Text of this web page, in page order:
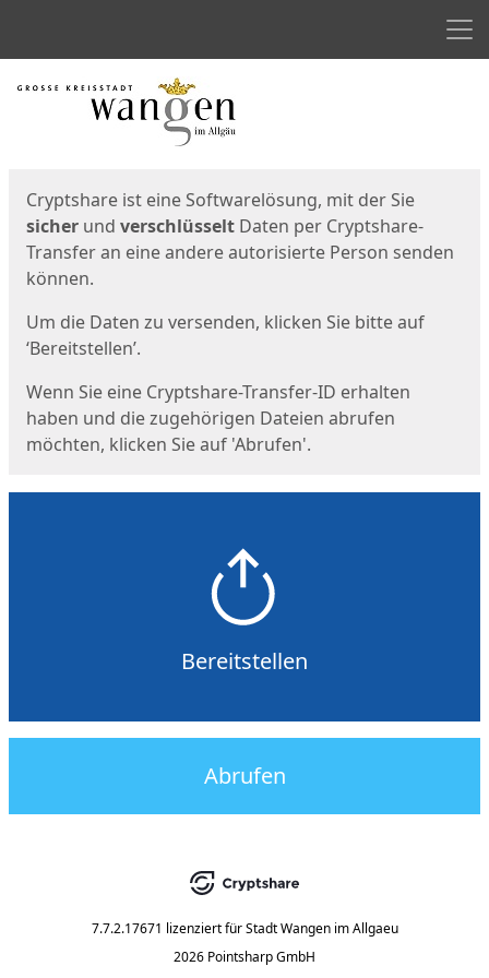
Start
Cryptshare ist eine Softwarelösung, mit der Sie
sicher und verschlüsselt Daten per Cryptshare-
Transfer an eine andere autorisierte Person senden
können.
Um die Daten zu versenden, klicken Sie bitte auf
‘Bereitstellen’.
Wenn Sie eine Cryptshare-Transfer-ID erhalten
haben und die zugehörigen Dateien abrufen
möchten, klicken Sie auf 'Abrufen'.
Bereitstellen
Abrufen
7.7.2.17671 lizenziert für Stadt Wangen im Allgaeu
2026 Pointsharp GmbH